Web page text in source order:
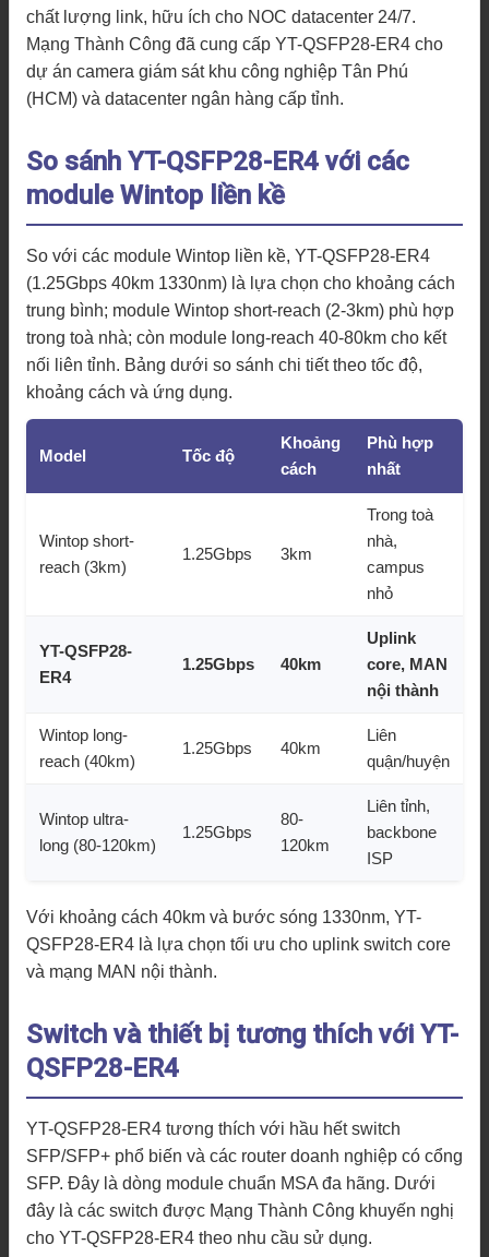
chất lượng link, hữu ích cho NOC datacenter 24/7.
Mạng Thành Công đã cung cấp YT-QSFP28-ER4 cho
dự án camera giám sát khu công nghiệp Tân Phú
(HCM) và datacenter ngân hàng cấp tỉnh.
So sánh YT-QSFP28-ER4 với các
module Wintop liền kề
So với các module Wintop liền kề, YT-QSFP28-ER4
(1.25Gbps 40km 1330nm) là lựa chọn cho khoảng cách
trung bình; module Wintop short-reach (2-3km) phù hợp
trong toà nhà; còn module long-reach 40-80km cho kết
nối liên tỉnh. Bảng dưới so sánh chi tiết theo tốc độ,
khoảng cách và ứng dụng.
Model Tốc độ
Khoảng
cách
Phù hợp
nhất
Wintop short-
reach (3km)
1.25Gbps 3km
Trong toà
nhà,
campus
nhỏ
YT-QSFP28-
ER4
1.25Gbps 40km
Uplink
core, MAN
nội thành
Wintop long-
reach (40km)
1.25Gbps 40km
Liên
quận/huyện
Wintop ultra-
long (80-120km)
1.25Gbps
80-
120km
Liên tỉnh,
backbone
ISP
Với khoảng cách 40km và bước sóng 1330nm, YT-
QSFP28-ER4 là lựa chọn tối ưu cho uplink switch core
và mạng MAN nội thành.
Switch và thiết bị tương thích với YT-
QSFP28-ER4
YT-QSFP28-ER4 tương thích với hầu hết switch
SFP/SFP+ phổ biến và các router doanh nghiệp có cổng
SFP. Đây là dòng module chuẩn MSA đa hãng. Dưới
đây là các switch được Mạng Thành Công khuyến nghị
cho YT-QSFP28-ER4 theo nhu cầu sử dụng.